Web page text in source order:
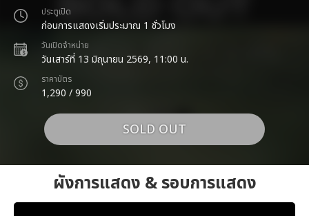
ประตูเปิด
ก่อนการแสดงเริ่มประมาณ 1 ชั่วโมง
วันเปิดจำหน่าย
วันเสาร์ที่ 13 มิถุนายน 2569, 11:00 น.
ราคาบัตร
1,290 / 990
SOLD OUT
ผังการแสดง & รอบการแสดง